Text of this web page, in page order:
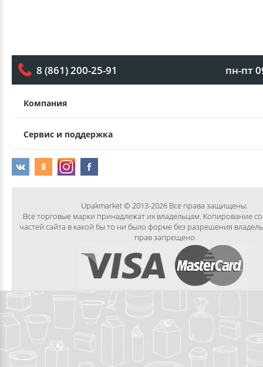
8 (861) 200-25-91 пн-пт
Компания
Сервис и поддержка
Upakmarket © 2013-2026 Все права защищены.
Все торговые марки принадлежат их владельцам. Копирование
частей сайта в какой бы то ни было форме без разрешения
прав запрещено